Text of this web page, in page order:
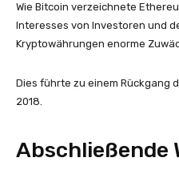
Wie Bitcoin verzeichnete
Interesses von Investoren und
Kryptowährungen enorme
Dies führte zu einem Rückgang
2018.
Abschließende